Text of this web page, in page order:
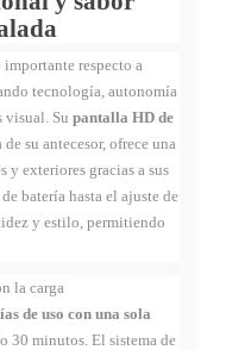
respecto a
tecnología, autonomía
visual. Su pantalla HD de
su antecesor, ofrece una
exteriores gracias a sus
batería hasta el ajuste de
y estilo, permitiendo
la carga
de uso con una sola
30 minutos. El sistema de